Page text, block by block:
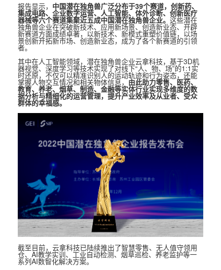
报告显示， 中国潜在独角兽广泛分布于39个赛道，创新药、
集成电路、企业数字运营、人工智能、体外诊断、创新医疗
器械等六个赛道集聚近五成中国潜在独角兽企业。 这些潜在
独角兽企业在突破新技术、应用新场景、创造新业态、开辟
新赛道方面成绩卓著，以新技术、新模式重塑价值链，以场
景创新开拓新市场、创造新业态，成为了各个新赛道的引领
者。
其中在人工智能领域，潜在独角兽企业云拿科技，基于3D机
器视觉、深度学习等技术实现了对线下“人、物、场”的1:1实
时还原，不仅可以精准识别人的运动轨迹和行为姿态，还能
掌握人物交互情况和相关物体信息，由此助力零售、医药、
教育、养老、烟草、制造、金融等实体行业实现多维度的数
据分析与精细化的运营管理，提升产业效率及从业者、受众
群体的幸福感。
截至目前，云拿科技已陆续推出了智慧零售、无人值守领用
仓、AI教学实训、工业自动检测、烟草巡检、养老监护等一
系列AI数智化解决方案。